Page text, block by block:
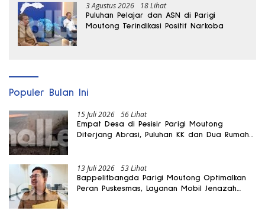
3 Agustus 2026 18 Lihat
Puluhan Pelajar dan ASN di Parigi
Moutong Terindikasi Positif Narkoba
Populer Bulan Ini
15 Juli 2026 56 Lihat
Empat Desa di Pesisir Parigi Moutong
Diterjang Abrasi, Puluhan KK dan Dua Rumah
13 Juli 2026 53 Lihat
Bappelitbangda Parigi Moutong Optimalkan
Peran Puskesmas, Layanan Mobil Jenazah